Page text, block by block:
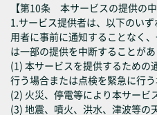
【第10条 本サービスの提供の中
1.サービス提供者は、以下のい
用者に事前に通知することなく
は一部の提供を中断することがあ
(1) 本サービスを提供するための
行う場合または点検を緊急に行
(2) 火災、停電等により本サービ
(3) 地震、噴火、洪水、津波等の